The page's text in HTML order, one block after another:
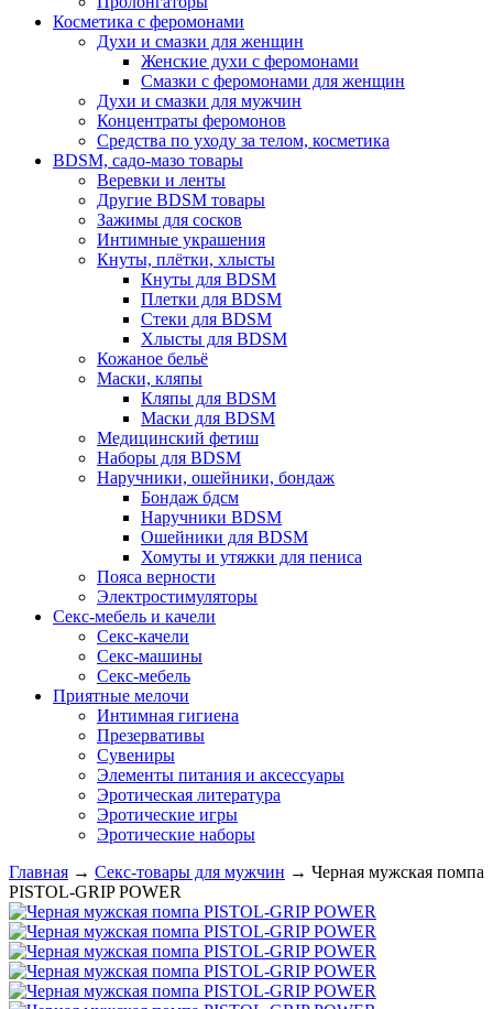
Косметика с феромонами
Духи и смазки для женщин
Женские духи с феромонами
Смазки с феромонами для женщин
Духи и смазки для мужчин
Концентраты феромонов
Средства по уходу за телом, косметика
BDSM, садо-мазо товары
Веревки и ленты
Другие BDSM товары
Зажимы для сосков
Интимные украшения
Кнуты, плётки, хлысты
Кнуты для BDSM
Плетки для BDSM
Стеки для BDSM
Хлысты для BDSM
Кожаное бельё
Маски, кляпы
Кляпы для BDSM
Маски для BDSM
Медицинский фетиш
Наборы для BDSM
Наручники, ошейники, бондаж
Бондаж бдсм
Наручники BDSM
Ошейники для BDSM
Хомуты и утяжки для пениса
Пояса верности
Электростимуляторы
Секс-мебель и качели
Секс-качели
Секс-машины
Секс-мебель
Приятные мелочи
Интимная гигиена
Презервативы
Сувениры
Элементы питания и аксессуары
Эротическая литература
Эротические игры
Эротические наборы
Главная → Секс-товары для мужчин → Черная мужская помпа
PISTOL-GRIP POWER